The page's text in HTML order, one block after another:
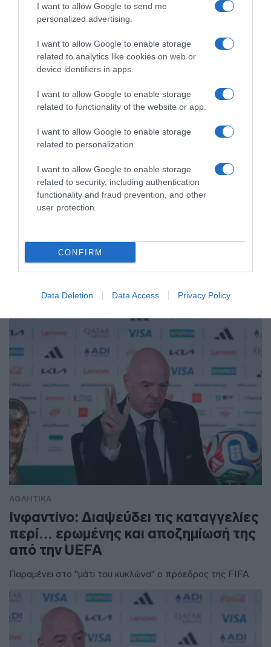
I want to allow Google to send me
personalized advertising.
I want to allow Google to enable storage
related to analytics like cookies on web or
device identifiers in apps.
I want to allow Google to enable storage
related to functionality of the website or app.
I want to allow Google to enable storage
related to personalization.
I want to allow Google to enable storage
related to security, including authentication
functionality and fraud prevention, and other
user protection.
CONFIRM
Data Deletion Data Access Privacy Policy
ΑΘΛΗΤΙΚΑ
Ξεκινάει την Δευτέρα το Ευρωπαϊκό
αγωνίζονται Τεντόγλου, Καραλής,
Τζένγκο και οι υπόλοιποι Έλληνες
αθλητές
Πλήθος ελληνικών συμμετοχών στη διοργάνωση
ΑΘΛΗΤΙΚΑ
Ινφαντίνο: Διαψεύδει τις καταγγελίες
περί… ερωμένης και αποζημίωσή της
από την UEFA
Παραμένει στο "μάτι του κυκλώνα" ο πρόεδρος της FIFA